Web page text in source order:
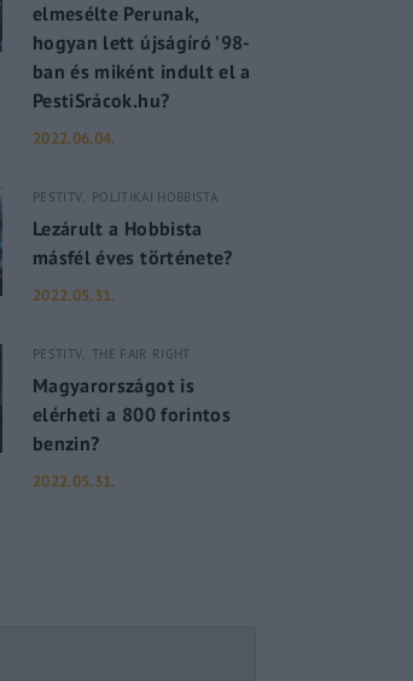
elmesélte Perunak,
hogyan lett újságíró ’98-
ban és miként indult el a
PestiSrácok.hu?
2022.06.04.
PESTITV POLITIKAI HOBBISTA
Lezárult a Hobbista
másfél éves története?
2022.05.31.
PESTITV THE FAIR RIGHT
Magyarországot is
elérheti a 800 forintos
benzin?
2022.05.31.